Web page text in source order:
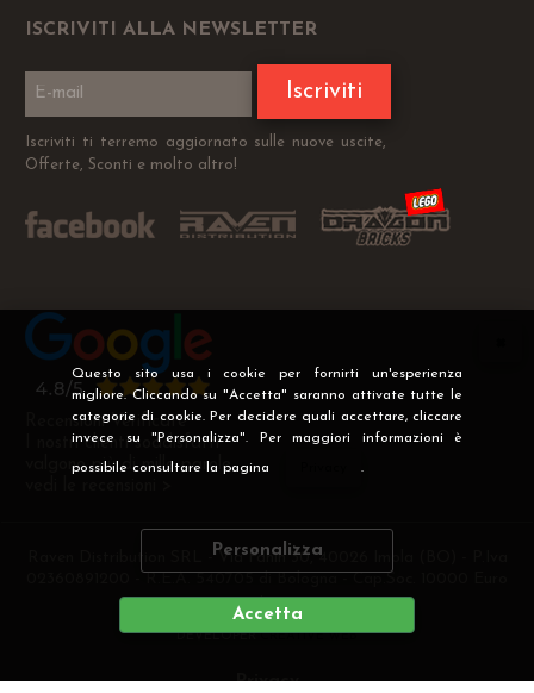
Questo sito usa i cookie per fornirti un'esperienza
migliore. Cliccando su "Accetta" saranno attivate tutte le
categorie di cookie. Per decidere quali accettare, cliccare
invece su "Personalizza". Per maggiori informazioni è
possibile consultare la pagina .
Personalizza
Accetta
ISCRIVITI ALLA NEWSLETTER
Iscriviti
Iscriviti ti terremo aggiornato sulle nuove uscite,
Offerte, Sconti e molto altro!
Recensioni Verificate
I nostri clienti soddisfatti
valgono più di mille parole
Raven Distribution SRL - Via Fanin 30, 40026 Imola (BO) - P.Iva
i.v
DEVELOPERCREATIVE WEB
Privacy